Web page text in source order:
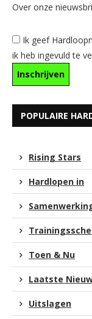
Over onze
Ik geef
ik heb ingevuld te
POPULAIRE
Rising Stars
Hardlopen in
Toen & Nu
Laatste
Uitslagen